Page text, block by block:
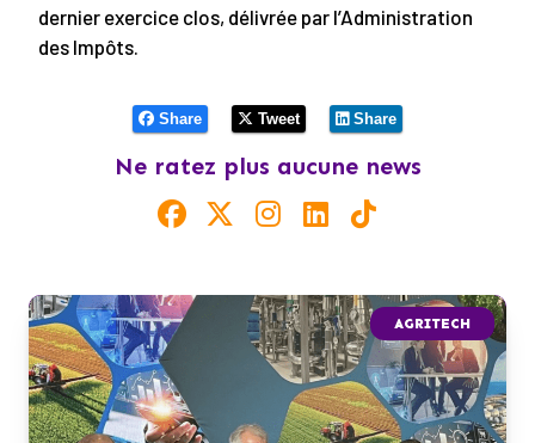
dernier exercice clos, délivrée par l’Administration
des Impôts.
Share Tweet Share
Ne ratez plus aucune news
AGRITECH